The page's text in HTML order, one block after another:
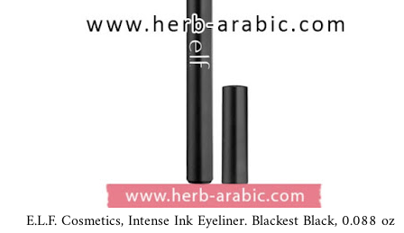
E.L.F. Cosmetics, Intense Ink Eyeliner. Blackest Black, 0.088 oz